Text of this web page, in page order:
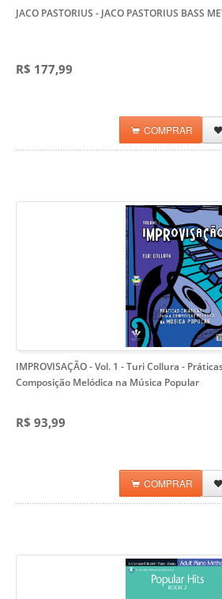
JACO PASTORIUS - JACO PASTORIUS BASS
R$ 177,99
COMPRAR
IMPROVISAÇÃO - Vol. 1 - Turi Collura -
Composição Melódica na Música Popular
R$ 93,99
COMPRAR